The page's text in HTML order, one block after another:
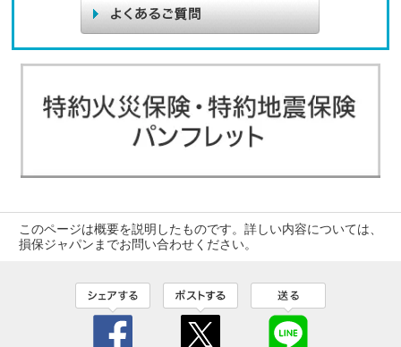
このページは概要を説明したものです。詳しい内容については、
損保ジャパンまでお問い合わせください。